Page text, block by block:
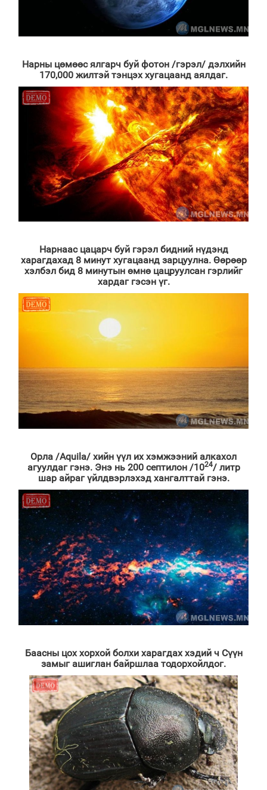
Нарны цөмөөс ялгарч буй фотон /гэрэл/ дэлхийн
170,000 жилтэй тэнцэх хугацаанд аялдаг.
Нарнаас цацарч буй гэрэл бидний нүдэнд
харагдахад 8 минут хугацаанд зарцуулна. Өөрөөр
хэлбэл бид 8 минутын өмнө цацруулсан гэрлийг
хардаг гэсэн үг.
Орла /Aquila/ хийн үүл их хэмжээний алкахол
агуулдаг гэнэ. Энэ нь 200 септилон /1024/ литр
шар айраг үйлдвэрлэхэд хангалттай гэнэ.
Баасны цох хорхой болхи харагдах хэдий ч Сүүн
замыг ашиглан байршлаа тодорхойлдог.